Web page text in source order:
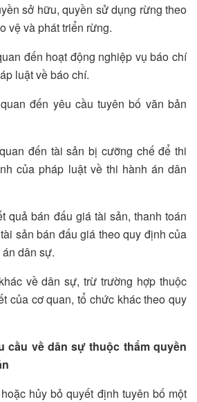
sở hữu, quyền sử dụng rừng theo
vệ và phát triển rừng.
đến hoạt động nghiệp vụ báo chí
luật về báo chí.
đến yêu cầu tuyên bố văn bản
đến tài sản bị cưỡng chế để thi
của pháp luật về thi hành án dân
quả bán đấu giá tài sản, thanh toán
sản bán đấu giá theo quy định của
dân sự.
về dân sự, trừ trường hợp thuộc
của cơ quan, tổ chức khác theo quy
cầu về dân sự thuộc thẩm quyền
hủy bỏ quyết định tuyên bố một